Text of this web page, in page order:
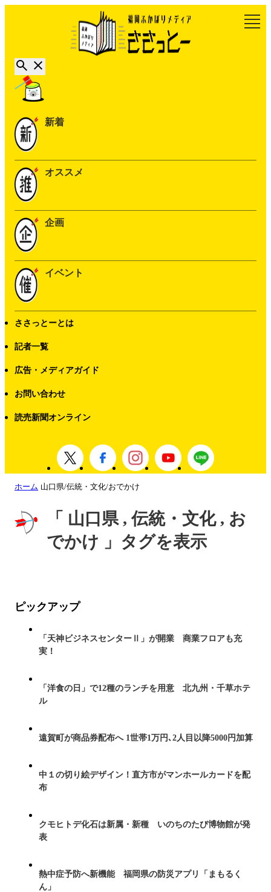
新着
オススメ
企画
イベント
ささっとーとは
記者一覧
広告・メディアガイド
お問い合わせ
読売新聞オンライン
ホーム 山口県/伝統・文化/おでかけ
「 山口県 , 伝統・文化 , お
でかけ 」タグを表示
ピックアップ
「天神ビジネスセンターⅡ」が開業 商業フロアも充
実！
「洋食の日」で12種のランチを用意 北九州・千草ホテ
ル
遠賀町が商品券配布へ 1世帯1万円､2人目以降5000円加算
中１の切り絵デザイン！直方市がマンホールカードを配
布
クモヒトデ化石は新属・新種 いのちのたび博物館が発
表
熱中症予防へ新機能 福岡県の防災アプリ「まもるく
ん」